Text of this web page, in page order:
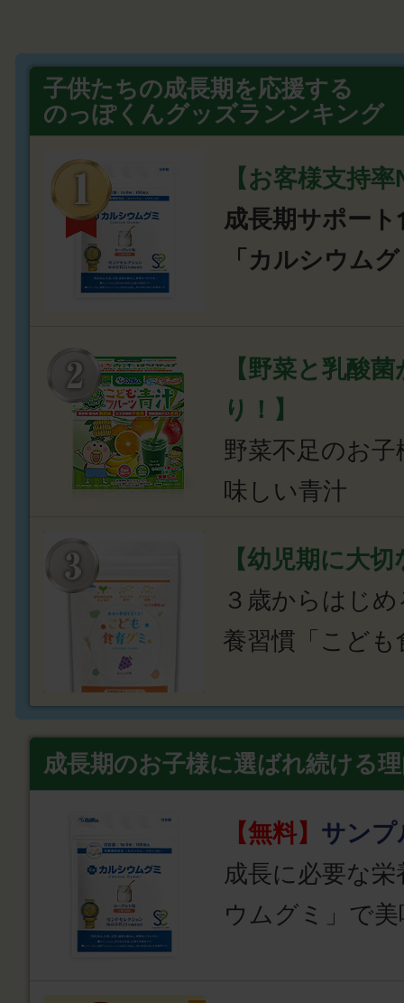
子供たちの成長期を応援する
のっぽくんグッズランンキング
【お客様支持
成長期サポート
「カルシウム
【野菜と乳酸
り！】
野菜不足のお
味しい青汁
【幼児期に大
３歳からはじ
養習慣「こども
成長期のお子様に選ばれ続ける
【無料】 サンプ
成長に必要な
ウムグミ」で